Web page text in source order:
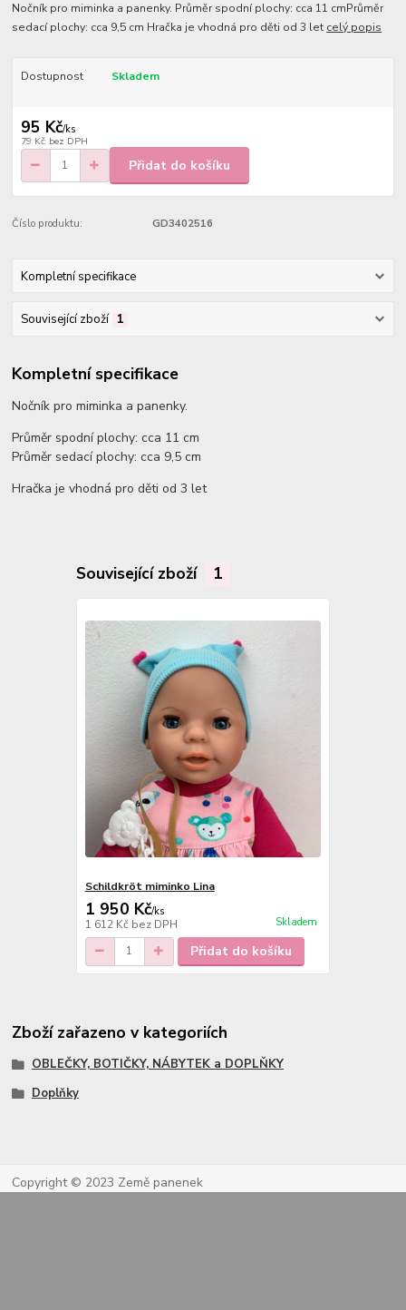
Nočník pro miminka a panenky. Průměr spodní plochy: cca 11 cmPrůměr
sedací plochy: cca 9,5 cm Hračka je vhodná pro děti od 3 let celý popis
Dostupnost Skladem
95 Kč/ks
79 Kč bez DPH
Přidat do košíku
Číslo produktu: GD3402516
Kompletní specifikace
Související zboží 1
Kompletní specifikace
Nočník pro miminka a panenky.
Průměr spodní plochy: cca 11 cm
Průměr sedací plochy: cca 9,5 cm
Hračka je vhodná pro děti od 3 let
Související zboží 1
Schildkröt miminko Lina
1 950 Kč/ks
1 612 Kč bez DPH Skladem
Přidat do košíku
Zboží zařazeno v kategoriích
OBLEČKY, BOTIČKY, NÁBYTEK a DOPLŇKY
Doplňky
Copyright © 2023 Země panenek